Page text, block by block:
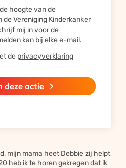
hoogte van de
de Vereniging Kinderkanker
mij in voor de
kan bij elke e-mail.
de privacyverklaring
deze actie
mijn mama heet Debbie zij helpt
heb ik te horen gekregen dat ik